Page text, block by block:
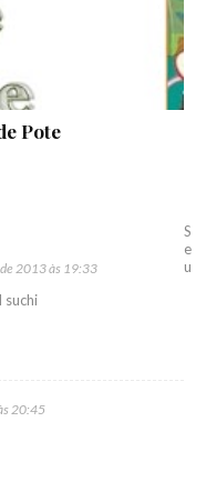
Pote
2013 às 19:33
suchi
20:45
S
e
u